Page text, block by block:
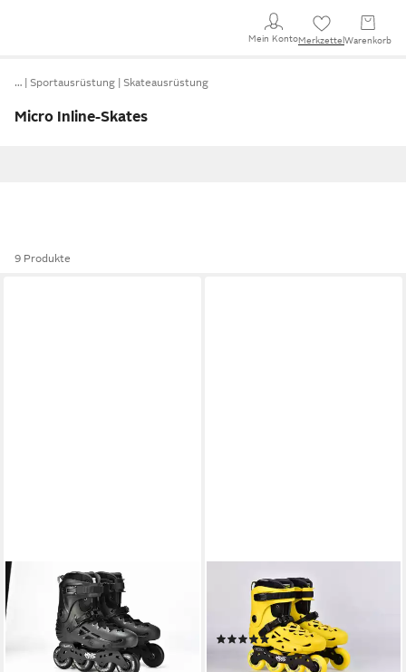
Mein KontoMerkzettel Warenkorb
… Sportausrüstung Skateausrüstung
Micro Inline-Skates
9 Produkte
Inlineskates micro MT-Plus
59,90 € UVP179,90 €
MICRO
Inlineskates micro MT-Plus
(2)
59,90 € UVP179,90 €